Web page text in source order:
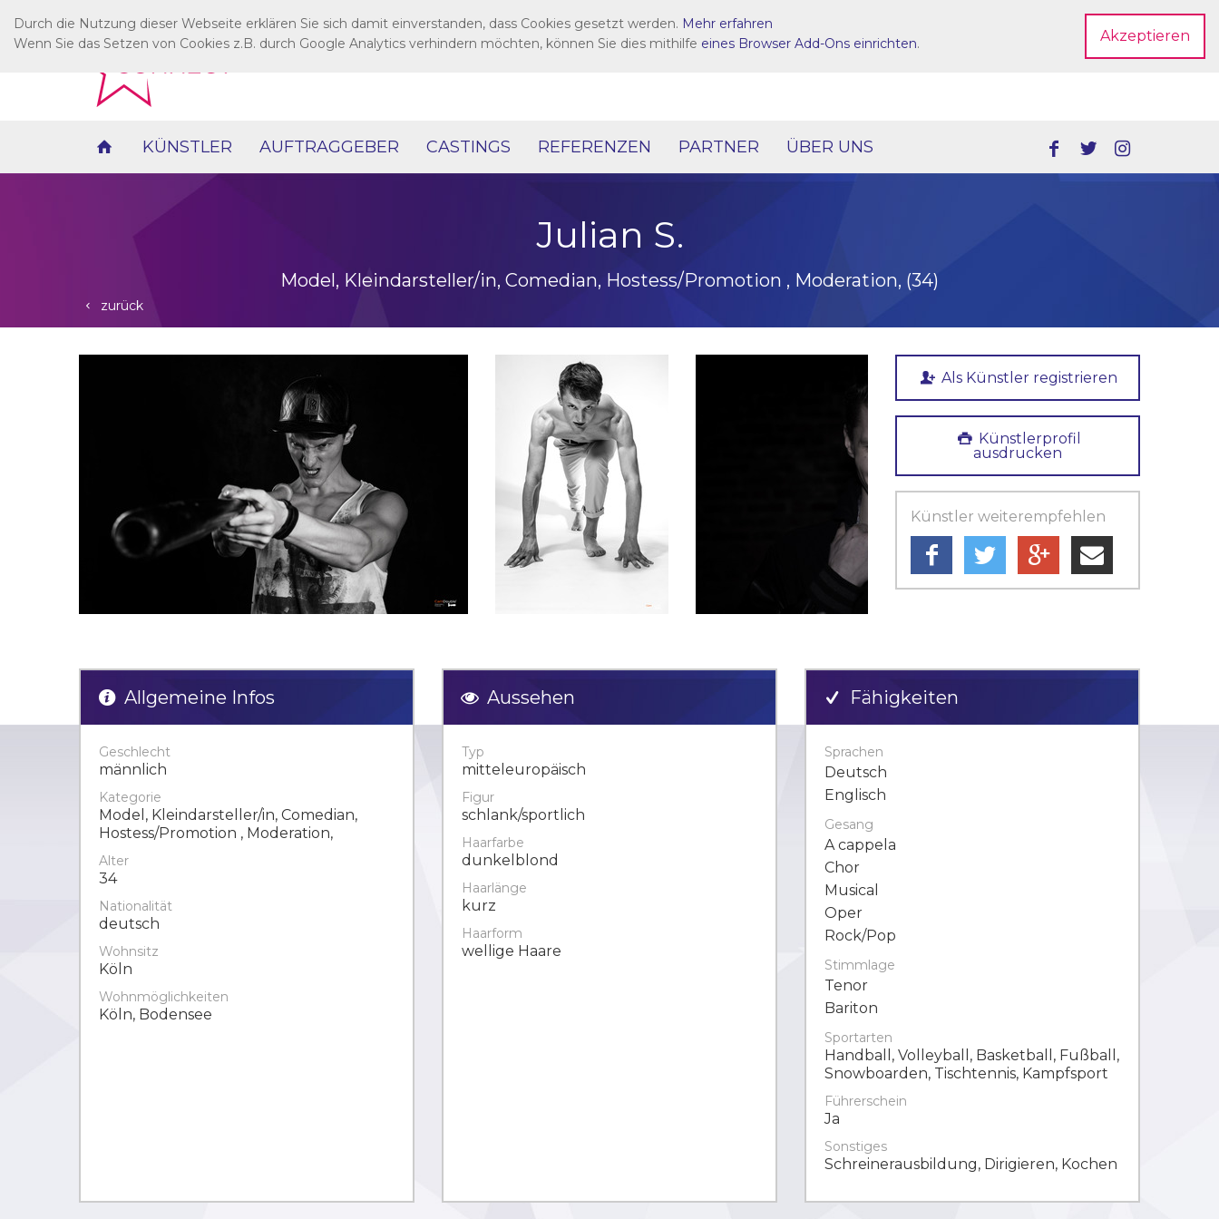
Dein Account
KÜNSTLER AUFTRAGGEBER CASTINGS REFERENZEN PARTNER ÜBER UNS
Julian S.
zurück
Model, Kleindarsteller/in, Comedian, Hostess/Promotion , Moderation, (34)
Als Künstler registrieren
Künstlerprofil
ausdrucken
Künstler weiterempfehlen
Allgemeine Infos
Geschlecht
männlich
Kategorie
Model, Kleindarsteller/in, Comedian,
Hostess/Promotion , Moderation,
Alter
34
Nationalität
deutsch
Wohnsitz
Köln
Wohnmöglichkeiten
Köln, Bodensee
Aussehen
Typ
mitteleuropäisch
Figur
schlank/sportlich
Haarfarbe
dunkelblond
Haarlänge
kurz
Haarform
wellige Haare
Fähigkeiten
Sprachen
Deutsch
Englisch
Gesang
A cappela
Chor
Musical
Oper
Rock/Pop
Stimmlage
Tenor
Bariton
Sportarten
Handball, Volleyball, Basketball, Fußball,
Snowboarden, Tischtennis, Kampfsport
Führerschein
Ja
Sonstiges
Schreinerausbildung, Dirigieren, Kochen
Akzeptieren
Durch die Nutzung dieser Webseite erklären Sie sich damit einverstanden, dass Cookies gesetzt werden. Mehr erfahren
Wenn Sie das Setzen von Cookies z.B. durch Google Analytics verhindern möchten, können Sie dies mithilfe eines Browser Add-Ons einrichten.